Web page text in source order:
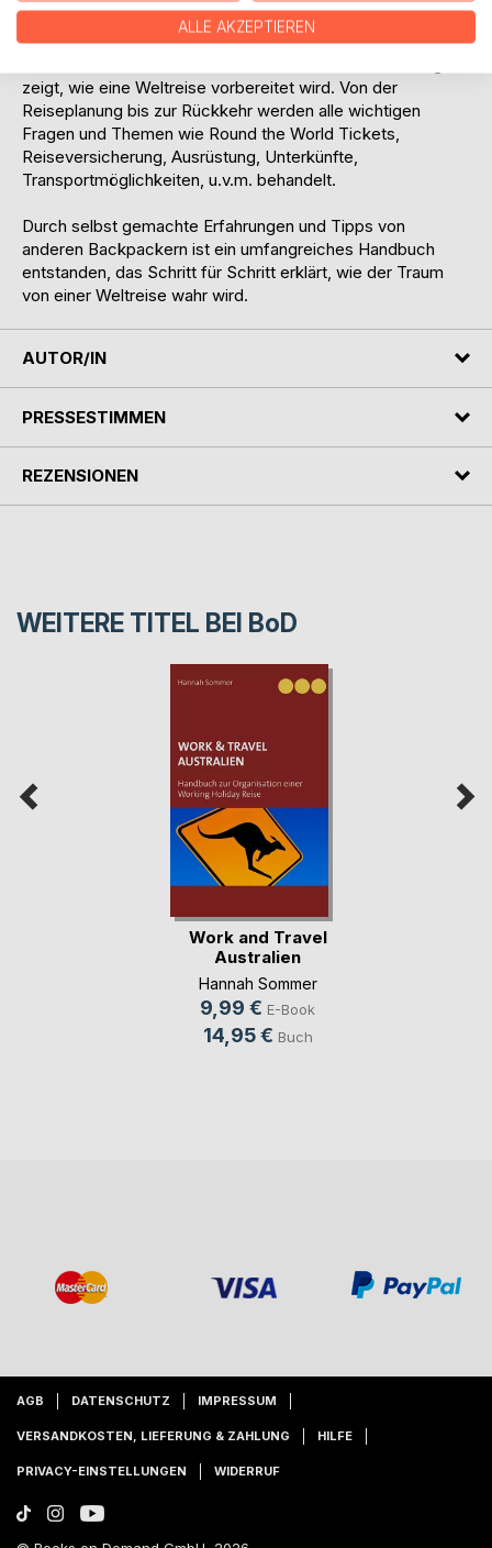
Vorbereitung ist umfangreich aber nicht schwierig.
zeigt, wie eine Weltreise vorbereitet wird. Von der
Reiseplanung bis zur Rückkehr werden alle wichtigen
Fragen und Themen wie Round the World Tickets,
Reiseversicherung, Ausrüstung, Unterkünfte,
Transportmöglichkeiten, u.v.m. behandelt.
Durch selbst gemachte Erfahrungen und Tipps von
anderen Backpackern ist ein umfangreiches Handbuch
entstanden, das Schritt für Schritt erklärt, wie der Traum
von einer Weltreise wahr wird.
AUTOR/IN
PRESSESTIMMEN
REZENSIONEN
WEITERE TITEL BEI BoD
Work and Travel
Australien
Hannah Sommer
9,99 € E-Book
14,95 € Buch
AGB DATENSCHUTZ IMPRESSUM
VERSANDKOSTEN, LIEFERUNG & ZAHLUNG HILFE
PRIVACY-EINSTELLUNGEN WIDERRUF
ALLE AKZEPTIEREN